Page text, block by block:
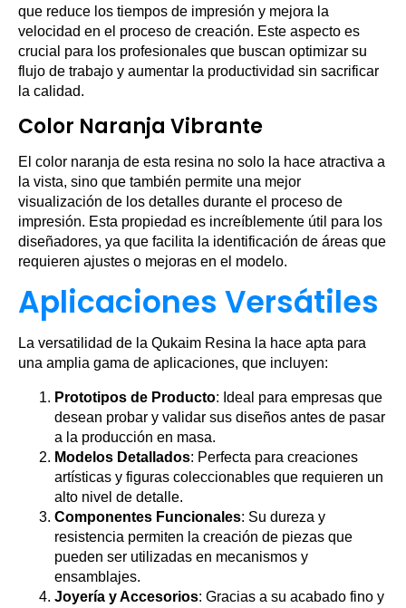
que reduce los tiempos de impresión y mejora la
velocidad en el proceso de creación. Este aspecto es
crucial para los profesionales que buscan optimizar su
flujo de trabajo y aumentar la productividad sin sacrificar
la calidad.
Color Naranja Vibrante
El color naranja de esta resina no solo la hace atractiva a
la vista, sino que también permite una mejor
visualización de los detalles durante el proceso de
impresión. Esta propiedad es increíblemente útil para los
diseñadores, ya que facilita la identificación de áreas que
requieren ajustes o mejoras en el modelo.
Aplicaciones Versátiles
La versatilidad de la Qukaim Resina la hace apta para
una amplia gama de aplicaciones, que incluyen:
Prototipos de Producto: Ideal para empresas que
desean probar y validar sus diseños antes de pasar
a la producción en masa.
Modelos Detallados: Perfecta para creaciones
artísticas y figuras coleccionables que requieren un
alto nivel de detalle.
Componentes Funcionales: Su dureza y
resistencia permiten la creación de piezas que
pueden ser utilizadas en mecanismos y
ensamblajes.
Joyería y Accesorios: Gracias a su acabado fino y